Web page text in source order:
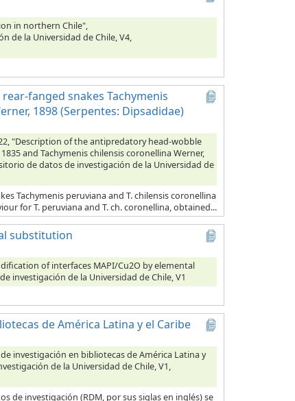
in northern Chile",
de la Universidad de Chile, V4,
fanged snakes Tachymenis
1898 (Serpentes: Dipsadidae)
"Description of the antipredatory head-wobble
and Tachymenis chilensis coronellina Werner,
de datos de investigación de la Universidad de
Tachymenis peruviana and T. chilensis coronellina
for T. peruviana and T. ch. coronellina, obtained...
substitution
of interfaces MAPI/Cu2O by elemental
investigación de la Universidad de Chile, V1
de América Latina y el Caribe
investigación en bibliotecas de América Latina y
de la Universidad de Chile, V1,
de investigación (RDM, por sus siglas en inglés) se